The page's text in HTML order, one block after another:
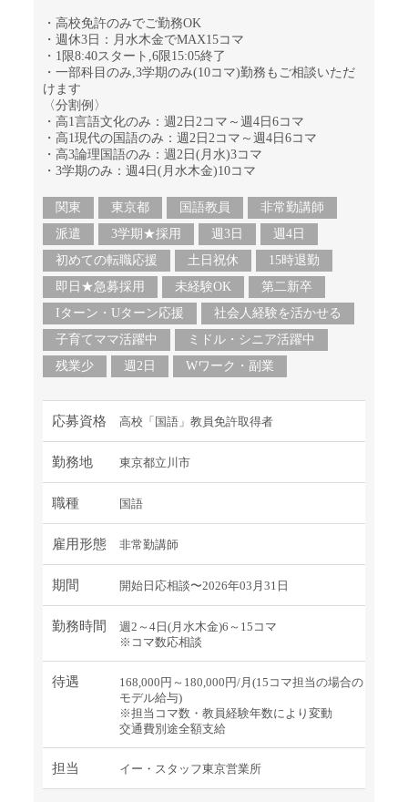
・高校免許のみでご勤務OK
・週休3日：月水木金でMAX15コマ
・1限8:40スタート,6限15:05終了
・一部科目のみ,3学期のみ(10コマ)勤務もご相談いただ
けます
〈分割例〉
・高1言語文化のみ：週2日2コマ～週4日6コマ
・高1現代の国語のみ：週2日2コマ～週4日6コマ
・高3論理国語のみ：週2日(月水)3コマ
・3学期のみ：週4日(月水木金)10コマ
関東 東京都 国語教員
非常勤講師
派遣
3学期★採用 週3日
週4日
初めての転職応援
土日祝休
15時退勤
即日★急募採用
未経験OK
第二新卒
Iターン・Uターン応援
社会人経験を活かせる
子育てママ活躍中
ミドル・シニア活躍中
残業少
週2日 Wワーク・副業
応募資格 高校「国語」教員免許取得者
勤務地 東京都立川市
職種 国語
雇用形態 非常勤講師
期間 開始日応相談〜2026年03月31日
勤務時間
週2～4日(月水木金)6～15コマ
※コマ数応相談
待遇
168,000円～180,000円/月(15コマ担当の場合の
モデル給与)
※担当コマ数・教員経験年数により変動
交通費別途全額支給
担当 イー・スタッフ東京営業所